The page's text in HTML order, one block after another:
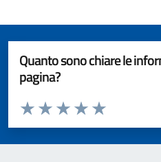
Quanto sono chiare le
pagina?
Valuta da 1 a 5 stelle la pagina
Valuta 5 stelle
Valuta 4 stelle su 5
Valuta 3 stelle su 5
Valuta 2 stelle su 5
Valuta 1 stelle su 5